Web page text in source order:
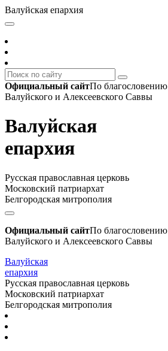
Валуйская епархия
Официальный сайтПо благословению
Валуйского и Алексеевского Саввы
Валуйская
епархия
Русская православная церковь
Московский патриархат
Белгородская митрополия
Официальный сайтПо благословению
Валуйского и Алексеевского Саввы
Валуйская
епархия
Русская православная церковь
Московский патриархат
Белгородская митрополия